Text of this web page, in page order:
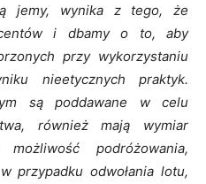
jemy, wynika z tego, że
i dbamy o to, aby
przy wykorzystaniu
nieetycznych praktyk.
są poddawane w celu
również mają wymiar
podróżowania,
przypadku odwołania lotu,